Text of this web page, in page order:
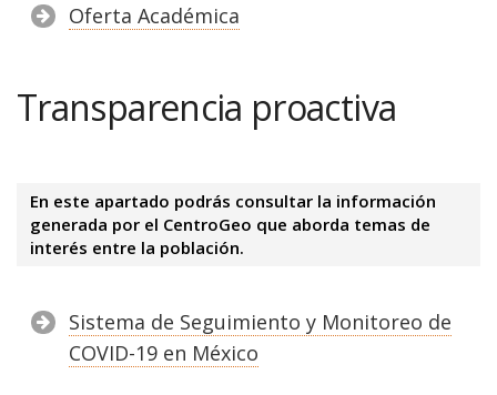
Oferta Académica
Transparencia proactiva
En este apartado podrás consultar la información
generada por el CentroGeo que aborda temas de
interés entre la población.
Sistema de Seguimiento y Monitoreo de
COVID-19 en México